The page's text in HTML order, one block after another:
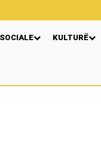
SOCIALE KULTURË